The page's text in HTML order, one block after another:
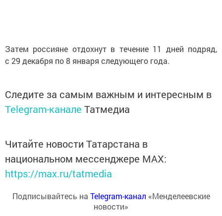
Затем россияне отдохнут в течение 11 дней подряд,
с 29 декабря по 8 января следующего года.
Следите за самым важным и интересным в
Telegram-канале Татмедиа
Читайте новости Татарстана в
национальном мессенджере MАХ:
https://max.ru/tatmedia
Подписывайтесь на Telegram-канал «Менделеевские
новости»